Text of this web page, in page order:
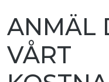
ANMÄL
VÅRT